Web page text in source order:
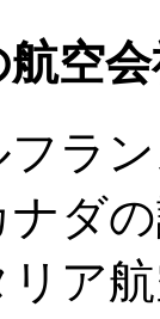
空
フラ
ナダ
リア